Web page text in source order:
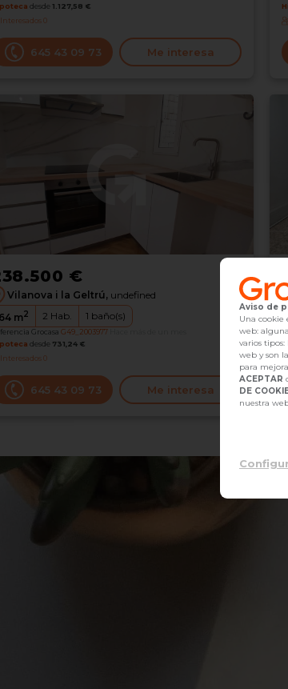
desde 1.127,58 €
Interesados0
645 43 09 73 Me interesa
€
Vilanova i la Geltrú, undefined
64 m2 2 Hab. 1 baño(s)
Grocasa G49_2003977
desde 731,24 €
Interesados0
645 43 09 73 Me interesa
Aviso de
Una cookie
web:
varios
web y son
para
ACEPTAR
DE
nuestra